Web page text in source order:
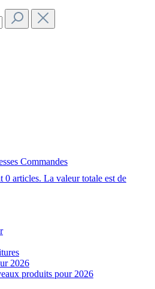
Commandes
0 articles. La valeur totale est de
2026
produits pour 2026